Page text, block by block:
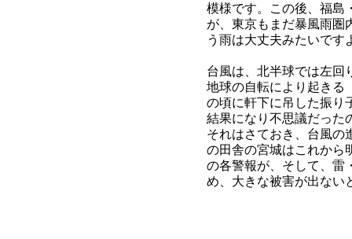
模様です。この後、福島
が、東京もまだ暴風雨圏
う雨は大丈夫みたいです
台風は、北半球では左回
地球の自転により起きる
の頃に軒下に吊した振り
結果になり不思議だった
それはさておき、台風の
の田舎の宮城はこれから
の各警報が、そして、雷
め、大きな被害が出ない